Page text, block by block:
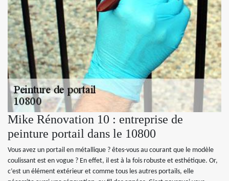
Mike Rénovation 10 : entreprise de
peinture portail dans le 10800
Vous avez un portail en métallique ? êtes-vous au courant que le modèle
coulissant est en vogue ? En effet, il est à la fois robuste et esthétique. Or,
c’est un élément extérieur et comme tous les autres portails, elle